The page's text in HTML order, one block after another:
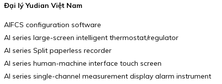
Đại lý Yudian Việt Nam
AIFCS configuration software
AI series large-screen intelligent thermostat/regulator
AI series Split paperless recorder
AI series human-machine interface touch screen
AI series single-channel measurement display alarm instrument